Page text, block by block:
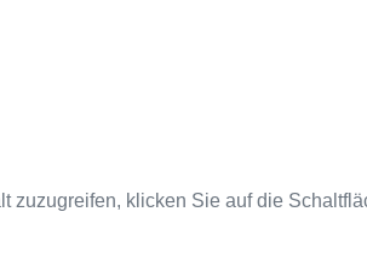
zuzugreifen, klicken Sie auf die